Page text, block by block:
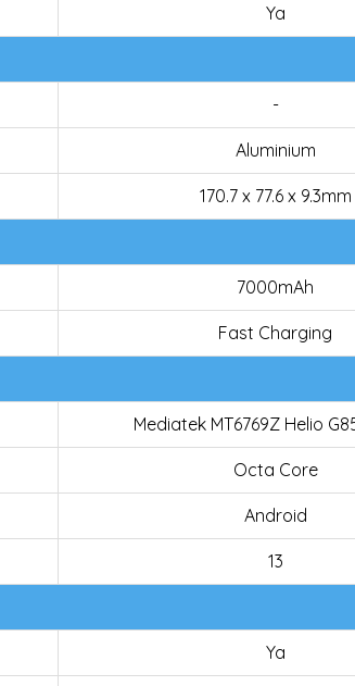
Ya
-
Aluminium
170.7 x 77.6 x 9.3mm
7000mAh
Fast Charging
Mediatek MT6769Z Helio
Octa Core
Android
13
Ya